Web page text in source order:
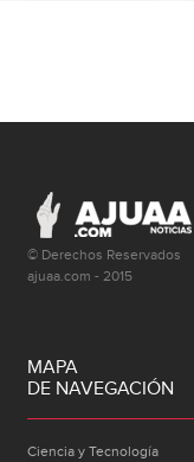
© Derechos Reservados
ajuaa.com - 2015
MAPA
DE NAVEGACIÓN
Ciencia y Tecnología